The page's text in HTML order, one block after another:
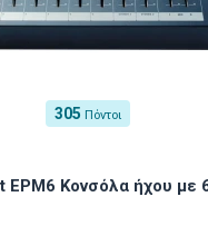
305 Πόντοι
Κoνσόλα ήχου με